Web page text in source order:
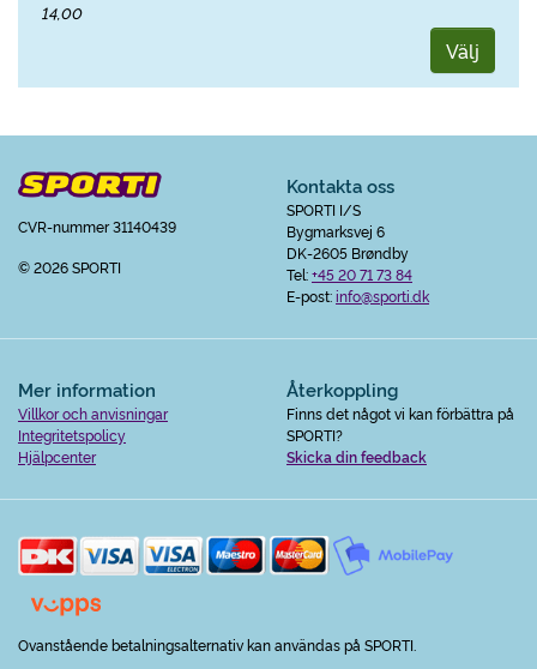
14,00
Välj
CVR-nummer 31140439
© 2026 SPORTI
Kontakta oss
SPORTI I/S
Bygmarksvej 6
DK-2605 Brøndby
Tel:+45 20 71 73 84
E-post:info@sporti.dk
Mer information
Villkor och anvisningar
Integritetspolicy
Hjälpcenter
Återkoppling
Finns det något vi kan förbättra på
SPORTI?
Skicka din feedback
Ovanstående betalningsalternativ kan användas på SPORTI.